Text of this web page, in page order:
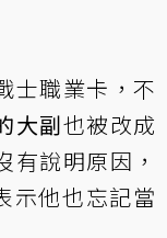
士職業卡，不
大副也被改成
有說明原因，
示他也忘記當